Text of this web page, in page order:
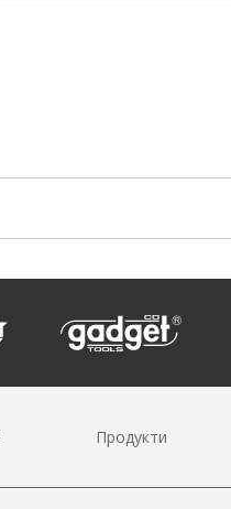
Продукти